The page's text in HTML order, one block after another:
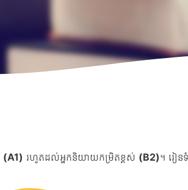
(A1) រហូតដល់អ្នកនិយាយកម្រិតខ្ពស់ (B2)។ រៀន